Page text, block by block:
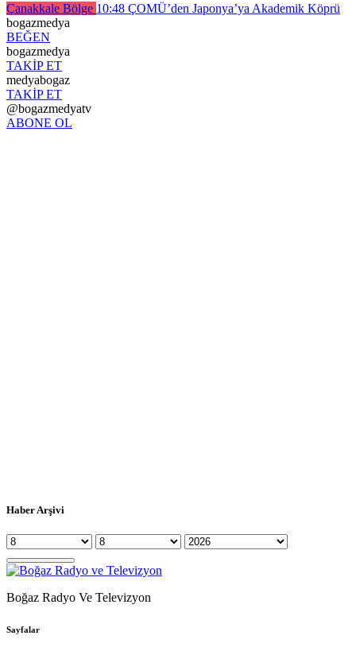
Çanakkale Bölge 10:48 ÇOMÜ’den Japonya’ya Akademik Köprü
bogazmedya
BEĞEN
bogazmedya
TAKİP ET
medyabogaz
TAKİP ET
@bogazmedyatv
ABONE OL
Haber Arşivi
Boğaz Radyo Ve Televizyon
Sayfalar